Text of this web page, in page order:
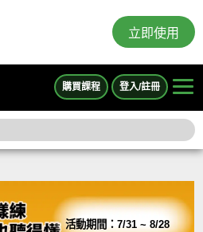
立即使用
購買課程 登入/註冊
活動期間：7/31 ~ 8/28